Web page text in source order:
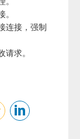
连接，强制
求。